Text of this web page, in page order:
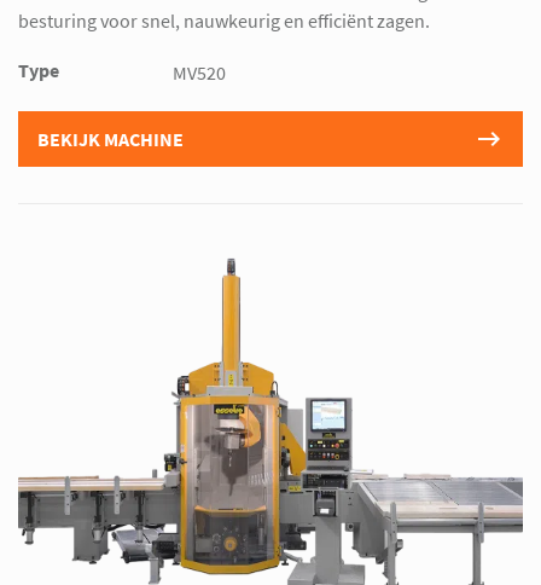
besturing voor snel, nauwkeurig en efficiënt zagen.
Type MV520
BEKIJK MACHINE